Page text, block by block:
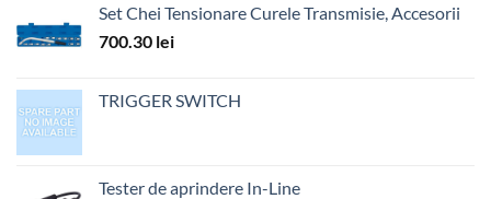
Set Chei Tensionare Curele Transmisie, Accesorii
700.30 lei
TRIGGER SWITCH
Tester de aprindere In-Line